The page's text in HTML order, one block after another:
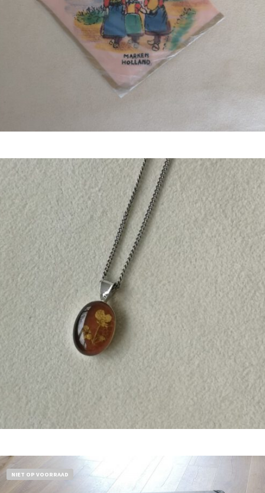
€12,50
€9,50
NIET OP VOORRAAD